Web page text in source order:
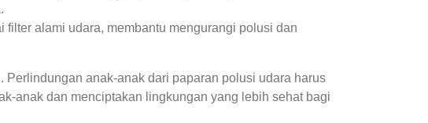
filter alami udara, membantu mengurangi polusi dan
anak-anak dari paparan polusi udara harus
anak dan menciptakan lingkungan yang lebih sehat bagi